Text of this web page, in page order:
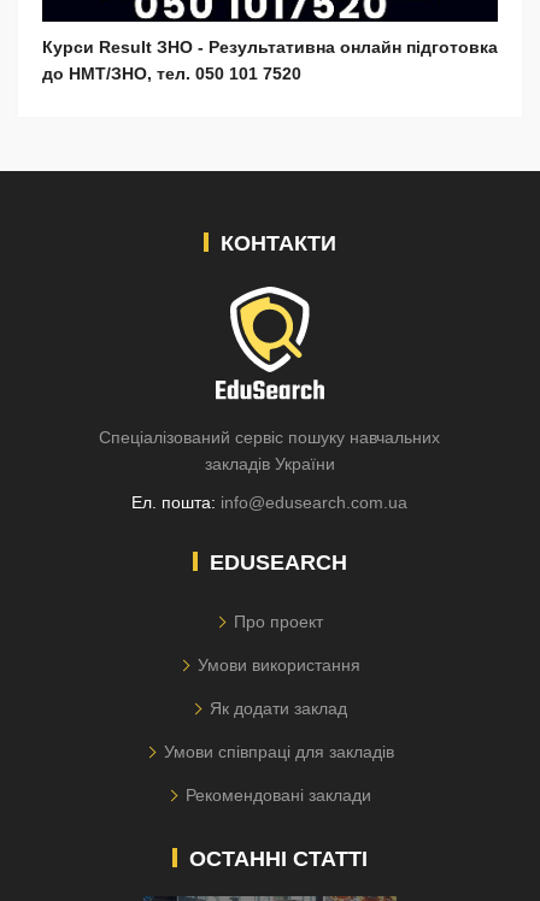
Курси Result ЗНО - Результативна онлайн підготовка
до НМТ/ЗНО, тел. 050 101 7520
КОНТАКТИ
Спеціалізований сервіс пошуку навчальних
закладів України
Ел. пошта: info@edusearch.com.ua
EDUSEARCH
Про проект
Умови використання
Як додати заклад
Умови співпраці для закладів
Рекомендовані заклади
ОСТАННІ СТАТТІ